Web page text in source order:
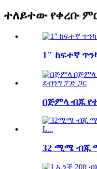
ተለይተው የቀረቡ
1" ከፍተኛ
በጅምላ ብጁ
32 ሚሜ ብጁ